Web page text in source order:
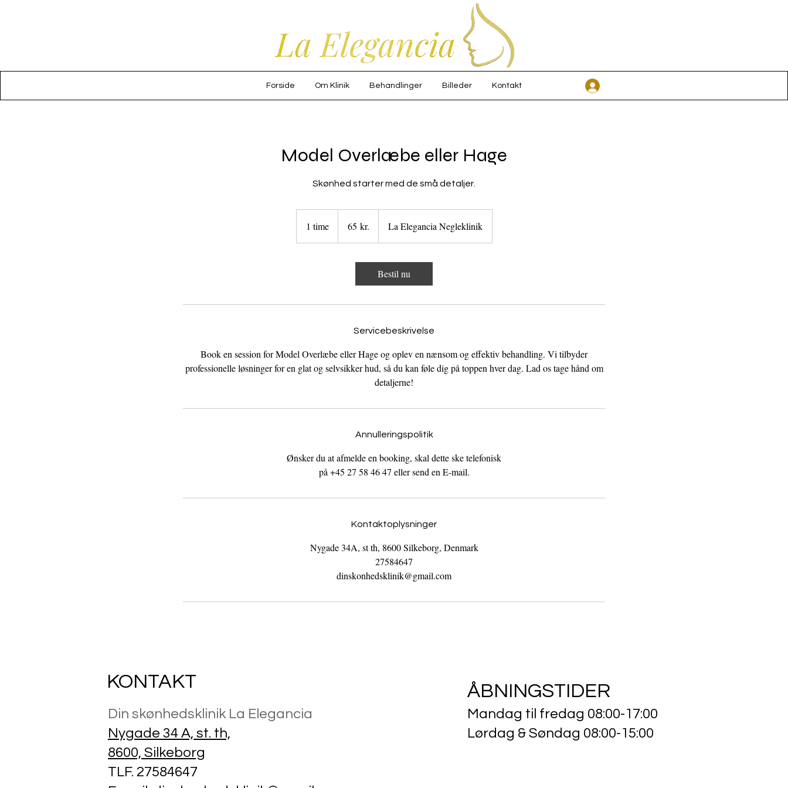
Forside Om Klinik Behandlinger Billeder Kontakt
Model Overlæbe eller Hage
Skønhed starter med de små detaljer.
1 time1
t
kroner65 kr. La Elegancia Negleklinik
Bestil nu
Servicebeskrivelse
Book en session for Model Overlæbe eller Hage og oplev en nænsom og effektiv behandling. Vi tilbyder
professionelle løsninger for en glat og selvsikker hud, så du kan føle dig på toppen hver dag. Lad os tage hånd om
detaljerne!
Annulleringspolitik
Ønsker du at afmelde en booking, skal dette ske telefonisk
på +45 27 58 46 47 eller send en E-mail.
Kontaktoplysninger
Nygade 34A, st th, 8600 Silkeborg, Denmark
27584647
dinskonhedsklinik@gmail.com
KONTAKT
Din skønhedsklinik La Elegancia
Nygade 34 A, st. th,
8600, Silkeborg
TLF. 27584647
ÅBNINGSTIDER
Mandag til fredag 08:00-17:00
Lørdag & Søndag 08:00-15:00